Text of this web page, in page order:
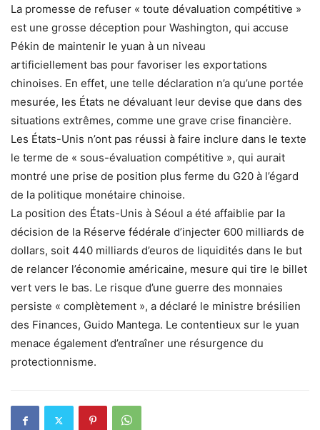
La promesse de refuser « toute dévaluation compétitive »
est une grosse déception pour Washington, qui accuse
Pékin de maintenir le yuan à un niveau
artificiellement bas pour favoriser les exportations
chinoises. En effet, une telle déclaration n’a qu’une portée
mesurée, les États ne dévaluant leur devise que dans des
situations extrêmes, comme une grave crise financière.
Les États-Unis n’ont pas réussi à faire inclure dans le texte
le terme de « sous-évaluation compétitive », qui aurait
montré une prise de position plus ferme du G20 à l’égard
de la politique monétaire chinoise.
La position des États-Unis à Séoul a été affaiblie par la
décision de la Réserve fédérale d’injecter 600 milliards de
dollars, soit 440 milliards d’euros de liquidités dans le but
de relancer l’économie américaine, mesure qui tire le billet
vert vers le bas. Le risque d’une guerre des monnaies
persiste « complètement », a déclaré le ministre brésilien
des Finances, Guido Mantega. Le contentieux sur le yuan
menace également d’entraîner une résurgence du
protectionnisme.